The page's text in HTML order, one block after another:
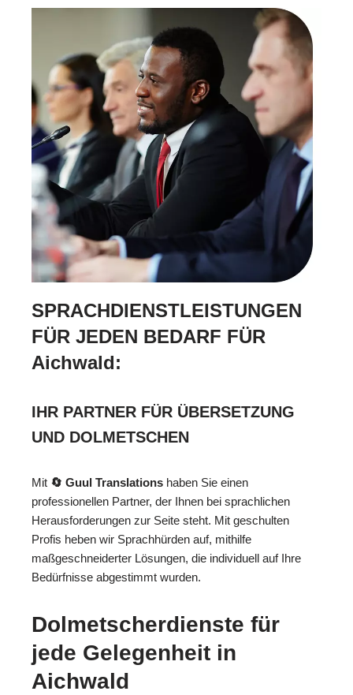
SPRACHDIENSTLEISTUNGEN
FÜR JEDEN BEDARF FÜR
Aichwald:
IHR PARTNER FÜR ÜBERSETZUNG
UND DOLMETSCHEN
Mit 🔄 Guul Translations haben Sie einen
professionellen Partner, der Ihnen bei sprachlichen
Herausforderungen zur Seite steht. Mit geschulten
Profis heben wir Sprachhürden auf, mithilfe
maßgeschneiderter Lösungen, die individuell auf Ihre
Bedürfnisse abgestimmt wurden.
Dolmetscherdienste für
jede Gelegenheit in
Aichwald